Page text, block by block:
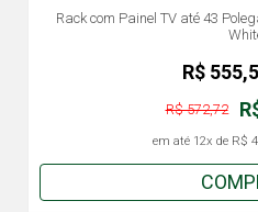
Rack com Painel TV até 43
R$ 572,72
em até 12x de R$
R$